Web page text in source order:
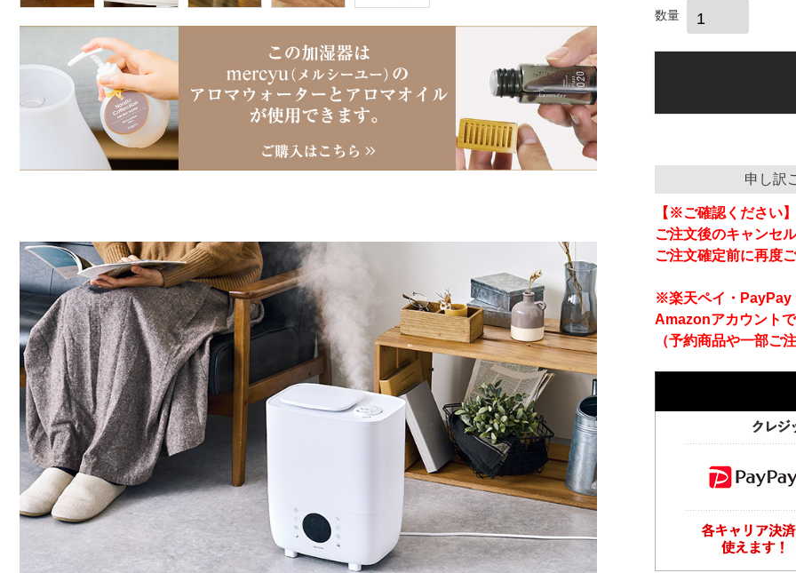
申し訳
【※ご確認ください】
ご注文後のキャンセ
ご注文確定前に再度
※楽天ペイ・PayPay
Amazonアカウント
（予約商品や一部ご